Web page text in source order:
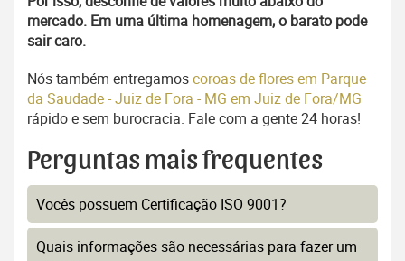
mercado. Em uma última homenagem, o barato pode
sair caro.
Nós também entregamoscoroas de flores em Parque
da Saudade - Juiz de Fora - MG em Juiz de Fora/MG
rápido e sem burocracia. Fale com a gente 24 horas!
Perguntas mais frequentes
Vocês possuem Certificação ISO 9001?
Quais informações são necessárias para fazer um